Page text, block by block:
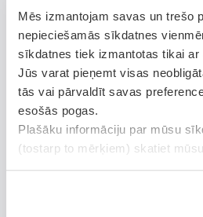
Mēs izmantojam savas un trešo
nepieciešamās sīkdatnes
sīkdatnes tiek izmantotas tikai ar
Jūs varat pieņemt visas
tās vai pārvaldīt savas
esošās pogas.
Plašāku informāciju par mūsu
(tostarp to mērķiem) skatiet mūsu